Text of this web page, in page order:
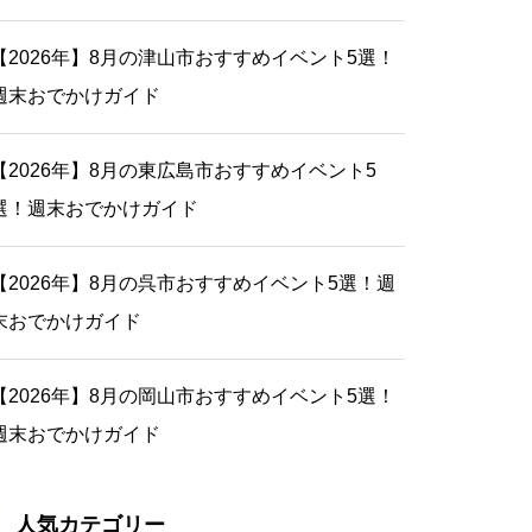
【2026年】8月の津山市おすすめイベント5選！
末おでかけガイド
【2026年】8月の東広島市おすすめイベント5
！週末おでかけガイド
【2026年】8月の呉市おすすめイベント5選！週
おでかけガイド
【2026年】8月の岡山市おすすめイベント5選！
末おでかけガイド
人気カテゴリー